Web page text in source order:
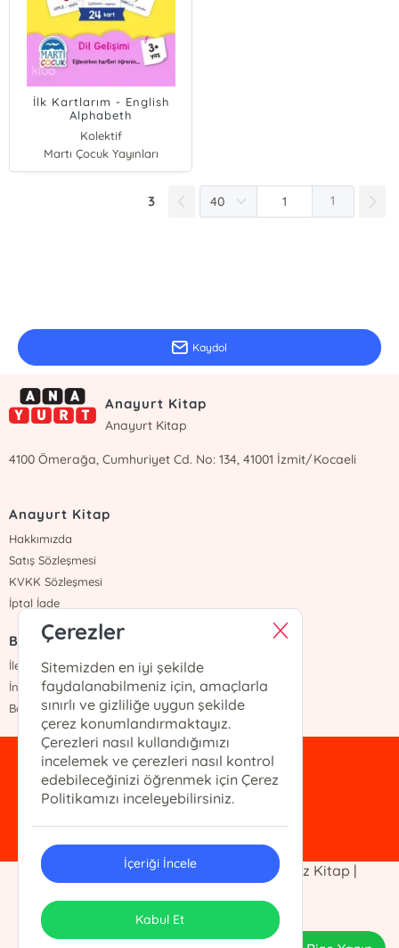
İlk Kartlarım - English
Alphabeth
Kolektif
Martı Çocuk Yayınları
3 1
Kaydol
Anayurt Kitap
Anayurt Kitap
4100 Ömerağa, Cumhuriyet Cd. No: 134, 41001 İzmit/Kocaeli
Anayurt Kitap
Hakkımızda
Satış Sözleşmesi
KVKK Sözleşmesi
İptal İade
Bize Ulaşın
İletişim
İnstagram
Banka Hesaplarımız
anayurtyayin@gmail.com
(0542) 262 98 78
© 2023 Anayurt Kitap |Kitap Fuarı | Ucuz Kitap |
Kitap10tl. Her hakkı saklıdır.
Tasarım & Uygulama
Çerezler
Sitemizden en iyi şekilde
faydalanabilmeniz için, amaçlarla
sınırlı ve gizliliğe uygun şekilde
çerez konumlandırmaktayız.
Çerezleri nasıl kullandığımızı
incelemek ve çerezleri nasıl kontrol
edebileceğinizi öğrenmek için Çerez
Politikamızı inceleyebilirsiniz.
İçeriği İncele
Kabul Et